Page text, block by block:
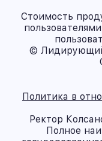
Стоимость
©
Политика в
Ректор
Полное